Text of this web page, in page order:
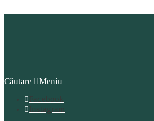
Căutare
Meniu
Facebook
Instagram